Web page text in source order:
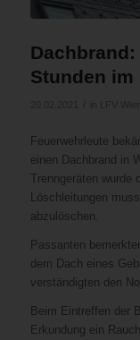
Stunden im
Feuerwehrleute
einen Dachbrand in
Trenngeräten wurde
Löschleitungen
abzulöschen.
Passanten
dem Dach eines
verständigten den
Beim Eintreffen der
Erkundung ein